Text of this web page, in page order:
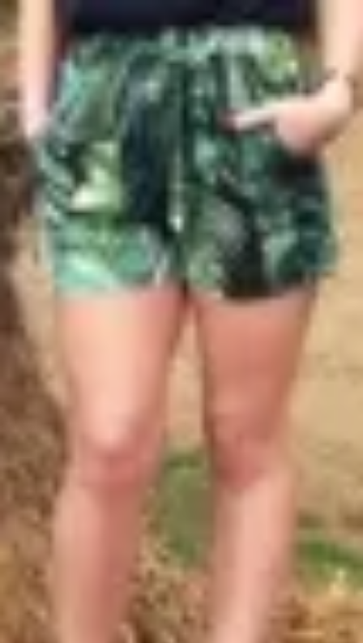
Découvrir !
Basculer
navigation
CONTRIBUTION À PROPOS
Exhib en extérieur ! 2 189 vues